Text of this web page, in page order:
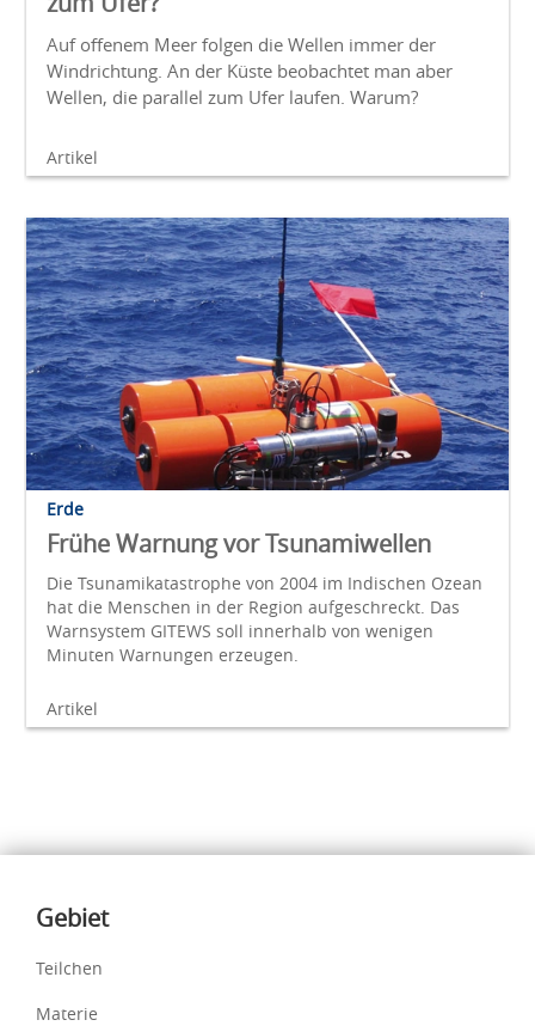
Auf offenem Meer folgen die Wellen immer der
Windrichtung. An der Küste beobachtet man aber
Wellen, die parallel zum Ufer laufen. Warum?
Artikel
Erde
Frühe Warnung vor Tsunamiwellen
Die Tsunamikatastrophe von 2004 im Indischen Ozean
hat die Menschen in der Region aufgeschreckt. Das
Warnsystem GITEWS soll innerhalb von wenigen
Minuten Warnungen erzeugen.
Artikel
Inhalte
Gebiet
Teilchen
Materie